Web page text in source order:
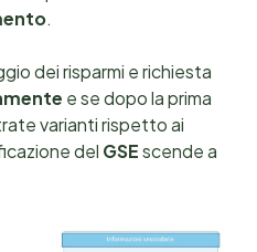
.
dei risparmi e richiesta
e se dopo la prima
varianti rispetto ai
del GSEscende a